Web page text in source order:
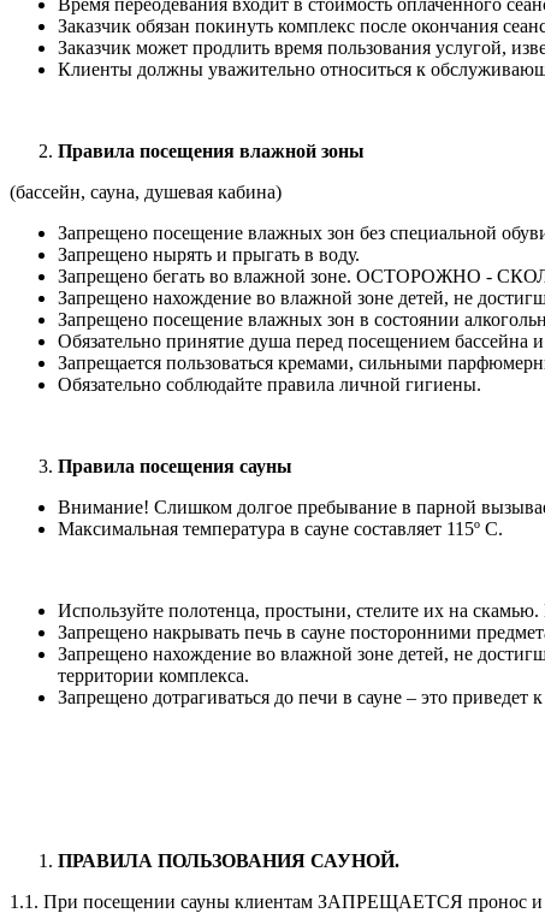
Заказчик обязан покинуть комплекс после окончания
Заказчик может продлить время пользования услугой,
Клиенты должны уважительно относиться к
Правила посещения влажной зоны
(бассейн, сауна, душевая кабина)
Запрещено посещение влажных зон без специальной
Запрещено нырять и прыгать в воду.
Запрещено бегать во влажной зоне. ОСТОРОЖНО -
Запрещено нахождение во влажной зоне детей, не
Запрещено посещение влажных зон в состоянии
Обязательно принятие душа перед посещением бассейна
Запрещается пользоваться кремами, сильными
Обязательно соблюдайте правила личной гигиены.
Правила посещения сауны
Внимание! Слишком долгое пребывание в парной
Максимальная температура в сауне составляет 115º С.
Используйте полотенца, простыни, стелите их на
Запрещено накрывать печь в сауне посторонними
Запрещено нахождение во влажной зоне детей, не
территории комплекса.
Запрещено дотрагиваться до печи в сауне – это приведет
ПРАВИЛА ПОЛЬЗОВАНИЯ САУНОЙ.
1.1. При посещении сауны клиентам ЗАПРЕЩАЕТСЯ пронос и